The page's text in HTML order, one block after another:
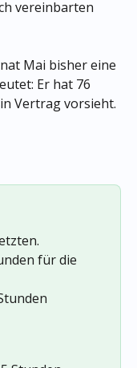
vereinbarten
Mai bisher eine
Er hat 76
Vertrag vorsieht.
für die